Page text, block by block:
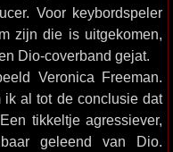
Voor keybordspeler
zijn die is uitgekomen,
Dio-coverband gejat.
Veronica Freeman.
ik al tot de conclusie dat
tikkeltje agressiever,
geleend van Dio.